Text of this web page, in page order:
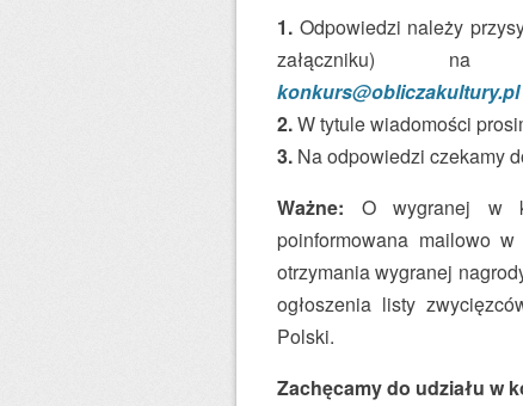
1. Odpowiedzi należy
załączniku) na
konkurs@obliczakultury.pl
2.W tytule wiadomości
3. Na odpowiedzi czekamy
Ważne: O wygranej w
poinformowana mailowo
otrzymania wygranej
ogłoszenia listy
Polski.
Zachęcamy do udziału w